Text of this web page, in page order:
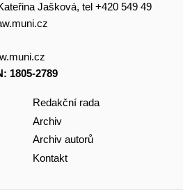
Jašková, tel +420 549 49
1805-2789
Redakční rada
Archiv
Archiv autorů
Kontakt